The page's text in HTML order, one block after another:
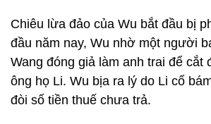
Chiêu lừa đảo của Wu bắt đầu bị
đầu năm nay, Wu nhờ một người
Wang đóng giả làm anh trai để cắt
ông họ Li. Wu bịa ra lý do Li cố
đòi số tiền thuế chưa trả.